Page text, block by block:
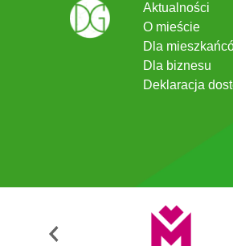
Aktualności
O mieście
Dla
Dla biznesu
Deklaracja